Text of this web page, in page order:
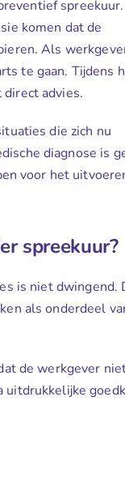
komen dat de
Als
te gaan. Tijdens
advies.
die zich nu
diagnose is
voor het
spreekuur?
is niet dwingend.
als onderdeel
de werkgever
uitdrukkelijke